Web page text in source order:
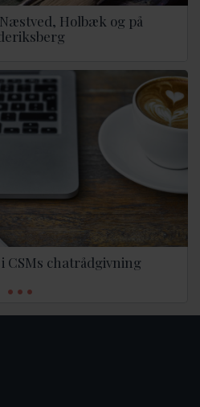
Holbæk og på
i CSMs chatrådgivning